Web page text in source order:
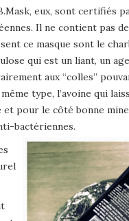
eux, sont certifiés
Il ne contient pas
ce masque sont le
qui est un liant, un
aux “colles”
type, l’avoine qui
et pour le côté bonne
bactériennes.